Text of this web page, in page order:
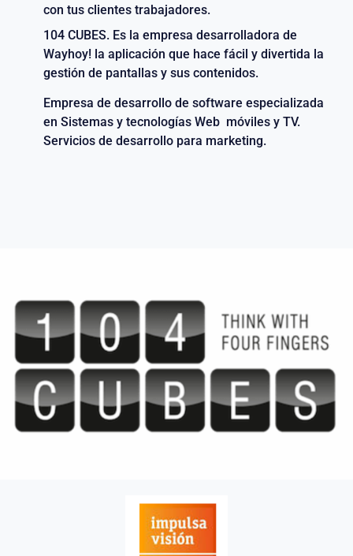
con tus clientes trabajadores.
104 CUBES. Es la empresa desarrolladora de
Wayhoy! la aplicación que hace fácil y divertida la
gestión de pantallas y sus contenidos.
Empresa de desarrollo de software especializada
en Sistemas y tecnologías Web móviles y TV.
Servicios de desarrollo para marketing.